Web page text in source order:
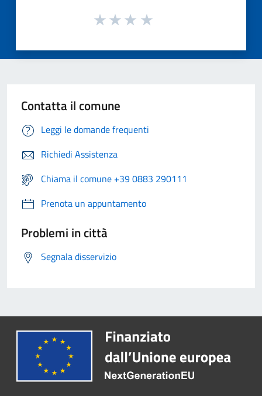
Contatta il comune
Leggi le domande frequenti
Richiedi Assistenza
Chiama il comune +39 0883 290111
Prenota un appuntamento
Problemi in città
Segnala disservizio